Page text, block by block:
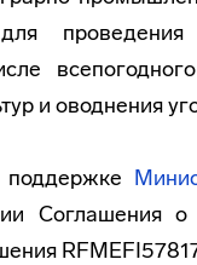
и оводнения
Соглашения